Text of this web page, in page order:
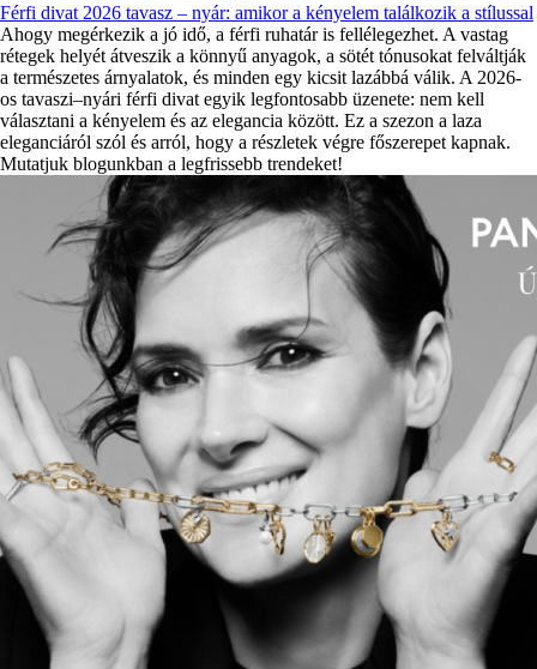
Férfi divat 2026 tavasz – nyár: amikor a kényelem találkozik a stílussal
Ahogy megérkezik a jó idő, a férfi ruhatár is fellélegezhet. A vastag
rétegek helyét átveszik a könnyű anyagok, a sötét tónusokat felváltják
a természetes árnyalatok, és minden egy kicsit lazábbá válik. A 2026-
os tavaszi–nyári férfi divat egyik legfontosabb üzenete: nem kell
választani a kényelem és az elegancia között. Ez a szezon a laza
eleganciáról szól és arról, hogy a részletek végre főszerepet kapnak.
Mutatjuk blogunkban a legfrissebb trendeket!